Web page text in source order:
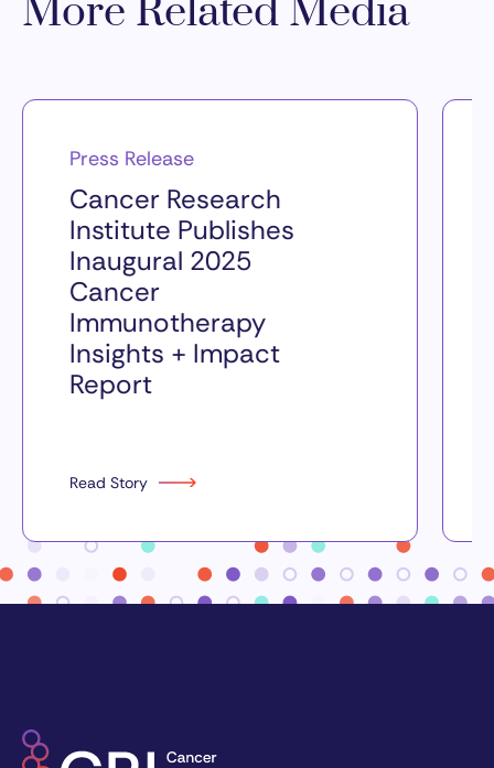
More Related Media
Press Release
Cancer Research
Institute Publishes
Inaugural 2025
Cancer
Immunotherapy
Insights + Impact
Report
Read Story